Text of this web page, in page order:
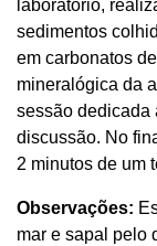
laboratório,
sedimentos
em carbonatos
mineralógica da
sessão dedicada
discussão. No
2 minutos de um
Observações:
mar e sapal pelo